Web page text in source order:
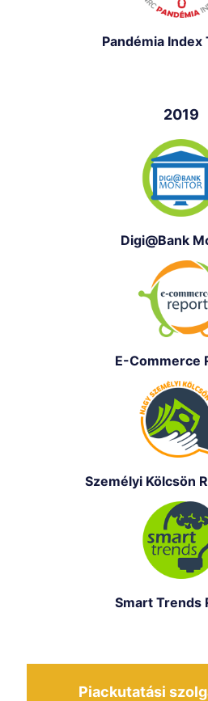
Pandémia Index
2019
Digi@Bank
E-Commerce
Személyi Kölcsön
Smart Trends
Piackutatási